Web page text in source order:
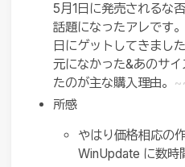
5月1日に発売されるな
話題になったアレです
日にゲットしてきまし
元になかった&あのサ
たのが主な購入理由。
所感
やはり価格相応の
WinUpdate に数時